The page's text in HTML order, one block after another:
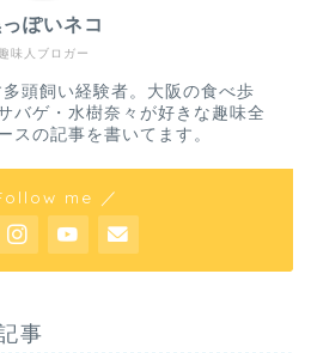
趣味人ブロガー
ぽいネコ
頭飼い経験者。大阪の食べ歩
バゲ・水樹奈々が好きな趣味全
スの記事を書いてます。
me ／
事